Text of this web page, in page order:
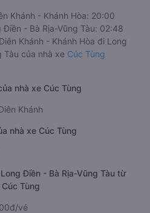
Khánh - Khánh Hòa: 20:00
Điền - Bà Rịa-Vũng Tàu: 02:48
Khánh - Khánh Hòa đi Long
Tàu của nhà xe Cúc Tùng
nhà xe Cúc Tùng
Khánh
nhà xe Cúc Tùng
Điền - Bà Rịa-Vũng Tàu từ
Tùng
vé